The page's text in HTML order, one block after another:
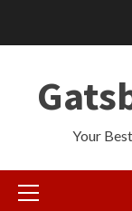
Your
Primary